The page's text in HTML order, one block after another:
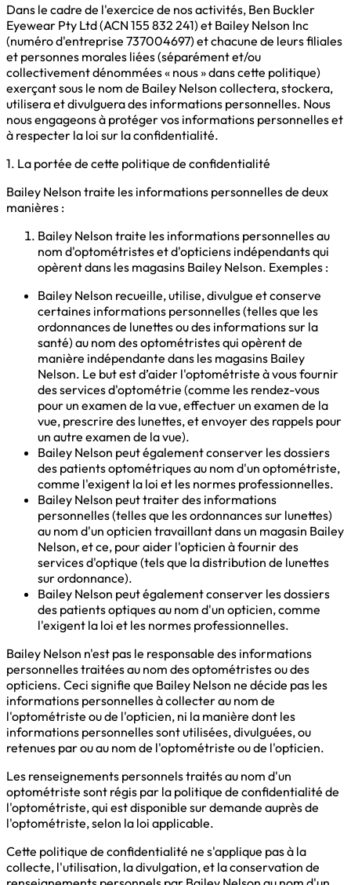
Dans le cadre de l'exercice de nos activités, Ben Buckler
Eyewear Pty Ltd (ACN 155 832 241) et Bailey Nelson Inc
(numéro d'entreprise 737004697) et chacune de leurs filiales
et personnes morales liées (séparément et/ou
collectivement dénommées « nous » dans cette politique)
exerçant sous le nom de Bailey Nelson collectera, stockera,
utilisera et divulguera des informations personnelles. Nous
nous engageons à protéger vos informations personnelles et
à respecter la loi sur la confidentialité.
1. La portée de cette politique de confidentialité
Bailey Nelson traite les informations personnelles de deux
manières :
Bailey Nelson traite les informations personnelles au
nom d'optométristes et d'opticiens indépendants qui
opèrent dans les magasins Bailey Nelson. Exemples :
Bailey Nelson recueille, utilise, divulgue et conserve
certaines informations personnelles (telles que les
ordonnances de lunettes ou des informations sur la
santé) au nom des optométristes qui opèrent de
manière indépendante dans les magasins Bailey
Nelson. Le but est d’aider l'optométriste à vous fournir
des services d'optométrie (comme les rendez-vous
pour un examen de la vue, effectuer un examen de la
vue, prescrire des lunettes, et envoyer des rappels pour
un autre examen de la vue).
Bailey Nelson peut également conserver les dossiers
des patients optométriques au nom d'un optométriste,
comme l'exigent la loi et les normes professionnelles.
Bailey Nelson peut traiter des informations
personnelles (telles que les ordonnances sur lunettes)
au nom d'un opticien travaillant dans un magasin Bailey
Nelson, et ce, pour aider l'opticien à fournir des
services d'optique (tels que la distribution de lunettes
sur ordonnance).
Bailey Nelson peut également conserver les dossiers
des patients optiques au nom d'un opticien, comme
l'exigent la loi et les normes professionnelles.
Bailey Nelson n'est pas le responsable des informations
personnelles traitées au nom des optométristes ou des
opticiens. Ceci signifie que Bailey Nelson ne décide pas les
informations personnelles à collecter au nom de
l'optométriste ou de l'opticien, ni la manière dont les
informations personnelles sont utilisées, divulguées, ou
retenues par ou au nom de l'optométriste ou de l'opticien.
Les renseignements personnels traités au nom d'un
optométriste sont régis par la politique de confidentialité de
l'optométriste, qui est disponible sur demande auprès de
l'optométriste, selon la loi applicable.
Cette politique de confidentialité ne s'applique pas à la
collecte, l'utilisation, la divulgation, et la conservation de